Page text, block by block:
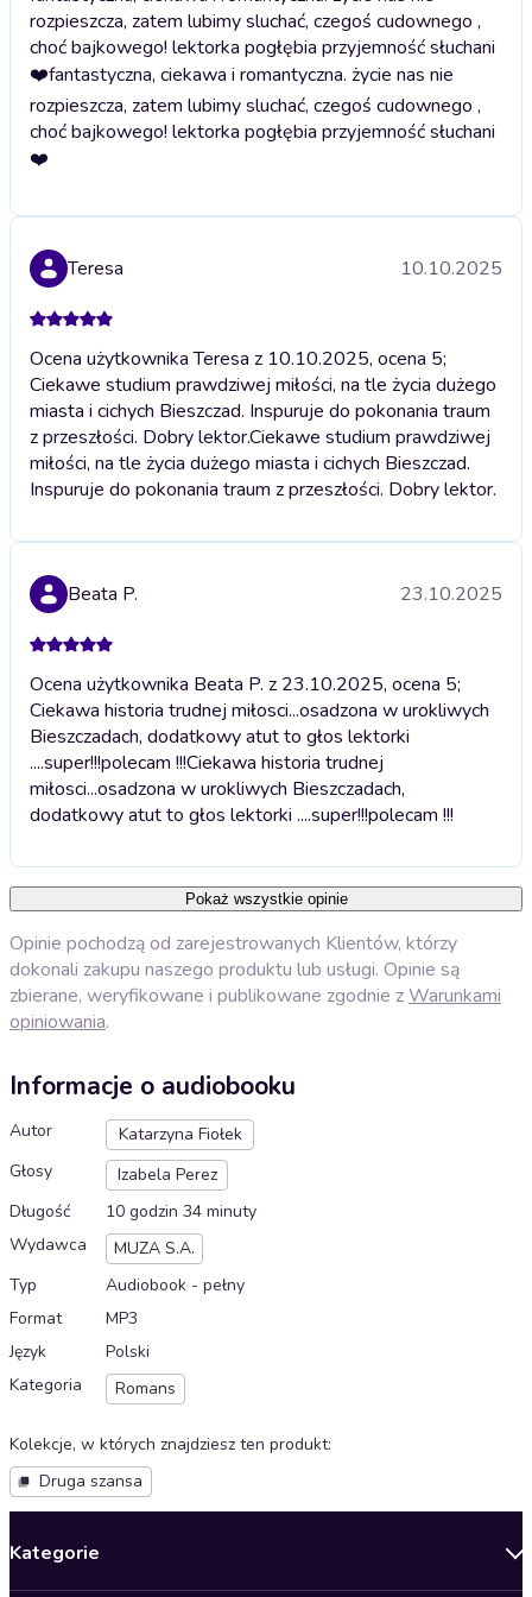
rozpieszcza, zatem lubimy sluchać, czegoś cudownego ,
choć bajkowego! lektorka pogłębia przyjemność słuchani
❤️fantastyczna, ciekawa i romantyczna. życie nas nie
rozpieszcza, zatem lubimy sluchać, czegoś cudownego ,
choć bajkowego! lektorka pogłębia przyjemność słuchani
❤️
Teresa 10.10.2025
Ocena użytkownika Teresa z 10.10.2025, ocena 5;
Ciekawe studium prawdziwej miłości, na tle życia dużego
miasta i cichych Bieszczad. Inspuruje do pokonania traum
z przeszłości. Dobry lektor.Ciekawe studium prawdziwej
miłości, na tle życia dużego miasta i cichych Bieszczad.
Inspuruje do pokonania traum z przeszłości. Dobry lektor.
Beata P. 23.10.2025
Ocena użytkownika Beata P. z 23.10.2025, ocena 5;
Ciekawa historia trudnej miłosci...osadzona w urokliwych
Bieszczadach, dodatkowy atut to głos lektorki
....super!!!polecam !!!Ciekawa historia trudnej
miłosci...osadzona w urokliwych Bieszczadach,
dodatkowy atut to głos lektorki ....super!!!polecam !!!
Pokaż wszystkie opinie
Opinie pochodzą od zarejestrowanych Klientów, którzy
dokonali zakupu naszego produktu lub usługi. Opinie są
zbierane, weryfikowane i publikowane zgodnie zWarunkami
opiniowania.
Informacje o audiobooku
Autor
Katarzyna Fiołek
Głosy
Izabela Perez
Długość
10 godzin 34 minuty
Wydawca
MUZA S.A.
Typ
Audiobook - pełny
Format
MP3
Język
Polski
Kategoria
Romans
Kolekcje, w których znajdziesz ten produkt:
Druga szansa
Kategorie